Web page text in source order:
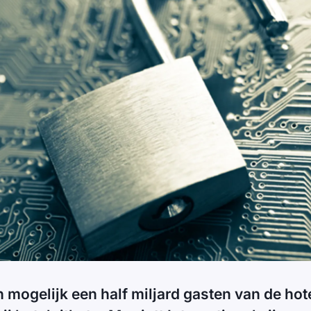
mogelijk een half miljard gasten van de